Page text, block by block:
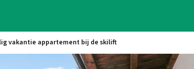
vakantie appartement bij de skilift